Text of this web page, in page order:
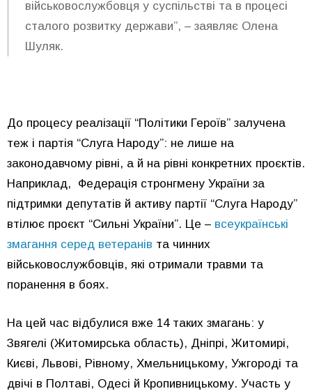
військовослужбовця у суспільстві та в процесі
сталого розвитку держави”, – заявляє Олена
Шуляк.
До процесу реалізації “Політики Героїв” залучена
теж і партія “Слуга Народу”: не лише на
законодавчому рівні, а й на рівні конкретних проєктів.
Наприклад, Федерація стронгмену України за
підтримки депутатів й активу партії “Слуга Народу”
втілює проєкт “Сильні України”. Це – всеукраїнські
змагання серед ветеранів та чинних
військовослужбовців, які отримали травми та
поранення в боях.
На цей час відбулися вже 14 таких змагань: у
Звягелі (Житомирська область), Дніпрі, Житомирі,
Києві, Львові, Рівному, Хмельницькому, Ужгороді та
двічі в Полтаві, Одесі й Кропивницькому. Участь у